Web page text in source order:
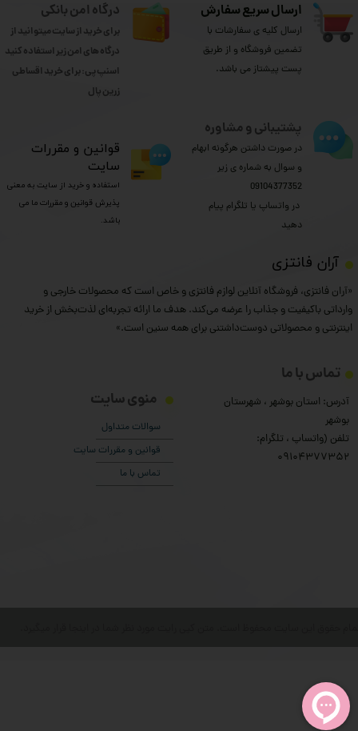
ارسال سریع سفارش
ارسال کلیه ی سفارشات با
تضمین فروشگاه و از طریق
پست پیشتاز می باشد.
​آران فانتزی
«آران فانتزی، فروشگاه آنلاین لوازم فانتزی و خاص است که محصولات خارجی و
وارداتی باکیفیت و جذاب را عرضه می‌کند. هدف ما ارائه تجربه‌ای لذت‌بخش از خرید
اینترنتی و محصولاتی دوست‌داشتنی برای همه سنین است.»
منوی سایت
سوالات متداول
قوانین و مقررات سایت
تماس با ما
تماس با ما
آدرس: استان بوشهر ، شهرستان
بوشهر
تلفن (واتساپ ، تلگرام:
۰9104377352
درگاه امن بانکی
برای خرید از سایت میتوانید از
درگاه های امن زیر استفاده کنید
اسنپ پی: برای خرید اقساطی
​​​​​​​زرین پال
پشتیبانی و مشاوره
در صورت داشتن هرگونه ابهام
و سوال به شماره ی زیر
09104377352
​​​​​​​ در واتساپ یا تلگرام پیام
دهید
​قوانین و مقررات
سایت
استفاده و خرید از سایت به معنی
پذیرش قوانین و مقررات ما می
باشد.